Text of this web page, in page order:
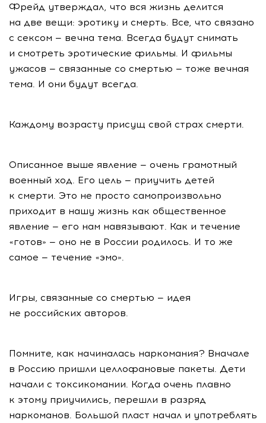
Фрейд утверждал, что вся жизнь делится
на две вещи: эротику и смерть. Все, что связано
с сексом — вечна тема. Всегда будут снимать
и смотреть эротические фильмы. И фильмы
ужасов — связанные со смертью — тоже вечная
тема. И они будут всегда.
Каждому возрасту присущ свой страх смерти.
Описанное выше явление — очень грамотный
военный ход. Его цель — приучить детей
к смерти. Это не просто самопроизвольно
приходит в нашу жизнь как общественное
явление — его нам навязывают. Как и течение
«готов» — оно не в России родилось. И то же
самое — течение «эмо».
Игры, связанные со смертью — идея
не российских авторов.
Помните, как начиналась наркомания? Вначале
в Россию пришли целлофановые пакеты. Дети
начали с токсикомании. Когда очень плавно
к этому приучились, перешли в разряд
наркоманов. Большой пласт начал и употреблять